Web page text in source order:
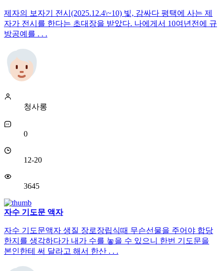
제자의 보자기 전시(2025.12.4\~10) 빛, 감싸다 평택에 사는 제
자가 전시를 한다는 초대장을 받았다. 나에게서 10여년전에 규
방공예를 . . .
청사롱
0
12-20
3645
자수 기도문 액자
자수 기도문액자 생질 장로장립식때 무슨선물을 주어야 합당
한지를 생각하다가 내가 수를 놓을 수 있으니 한번 기도문을
본인한테 써 달라고 해서 한산 . . .